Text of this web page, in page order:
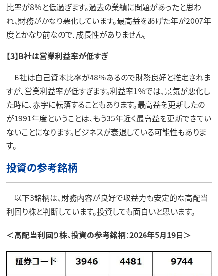
比率が8％と低過ぎます。過去の業績に問題があったと思わ
れ、財務がかなり悪化しています。最高益をあげた年が2007年
度とかなり前なので、成長性がありません。
【3】B社は営業利益率が低すぎ
B社は自己資本比率が48％あるので財務良好と推定されま
すが、営業利益率が低すぎます。利益率1％では、景気が悪化し
た時に、赤字に転落することもあります。最高益を更新したの
が1991年度ということは、もう35年近く最高益を更新できてい
ないことになります。ビジネスが衰退している可能性もありま
す。
投資の参考銘柄
以下3銘柄は、財務内容が良好で収益力も安定的な高配当
利回り株と判断しています。投資しても面白いと思います。
＜高配当利回り株、投資の参考銘柄：2026年5月19日＞